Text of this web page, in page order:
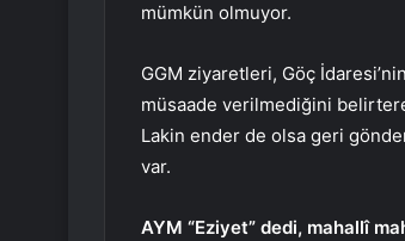
mümkün olmuyor.
GGM ziyaretleri, Göç
müsaade verilmediğini
Lakin ender de olsa geri
var.
AYM “Eziyet” dedi, mahallî